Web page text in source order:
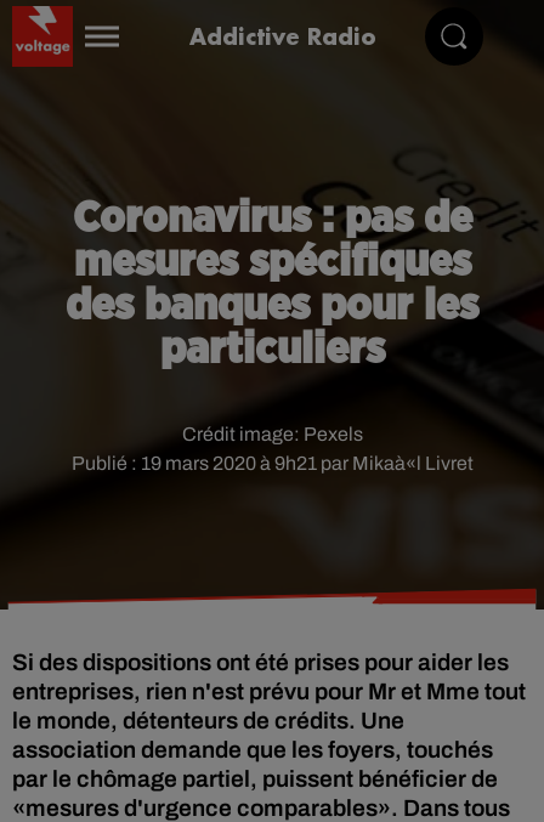
Addictive Radio
Coronavirus : pas de
mesures spécifiques
des banques pour les
particuliers
Publié : 19 mars 2020 à 9h21 par Mikaà«l Livret
Crédit image: Pexels
Si des dispositions ont été prises pour aider les
entreprises, rien n'est prévu pour Mr et Mme tout
le monde, détenteurs de crédits. Une
association demande que les foyers, touchés
par le chômage partiel, puissent bénéficier de
«mesures d'urgence comparables». Dans tous